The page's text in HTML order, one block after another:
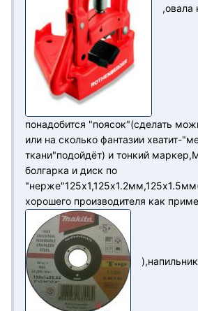
,овала
понадобится "поясок"(сделать
или на сколько фантазии хватит-
ткани"подойдёт) и тонкий
болгарка и диск по
хорошего производителя как